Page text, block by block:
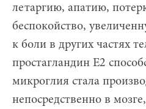
летаргию, апатию,
беспокойство,
к боли в других частях
простагландин Е2
микроглия стала
непосредственно в